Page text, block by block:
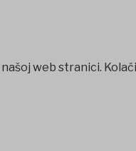
web stranici.